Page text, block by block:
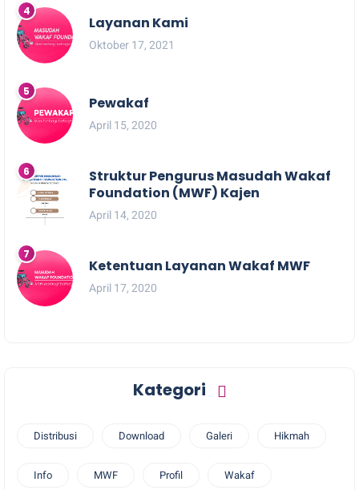
Layanan Kami
Oktober 17, 2021
Pewakaf
April 15, 2020
Struktur Pengurus Masudah Wakaf
Foundation (MWF) Kajen
April 14, 2020
Ketentuan Layanan Wakaf MWF
April 17, 2020
Kategori
Distribusi Download Galeri Hikmah
Info MWF Profil Wakaf